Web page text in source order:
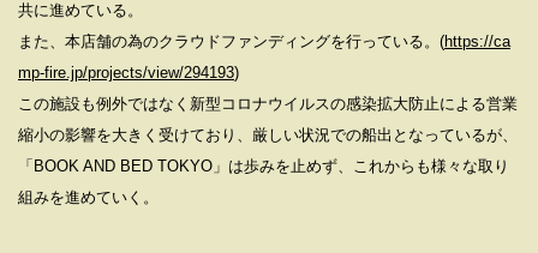
共に進めている。
また、本店舗の為のクラウドファンディングを行っている。(https://ca
mp-fire.jp/projects/view/294193)
この施設も例外ではなく新型コロナウイルスの感染拡大防止による営業
縮小の影響を大きく受けており、厳しい状況での船出となっているが、
「BOOK AND BED TOKYO」は歩みを止めず、これからも様々な取り
組みを進めていく。